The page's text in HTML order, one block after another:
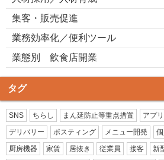
集客・販売促進
業務効率化／便利ツール
業態別 飲食店開業
タグ
SNS ちらし まん延防止等重点措置 アプリ
デリバリー
ポスティング メニュー開発
厨房機器
家賃 居抜き 従業員 接客
新